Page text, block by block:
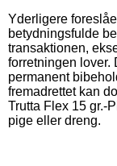
Yderligere
betydningsfulde
transaktionen,
forretningen lover.
permanent
fremadrettet kan
Trutta Flex 15 gr.-
pige eller dreng.